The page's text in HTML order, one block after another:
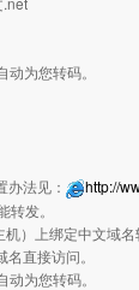
为您转码。
法见：
http://
发。
）上绑定中文域
直接访问。
为您转码。